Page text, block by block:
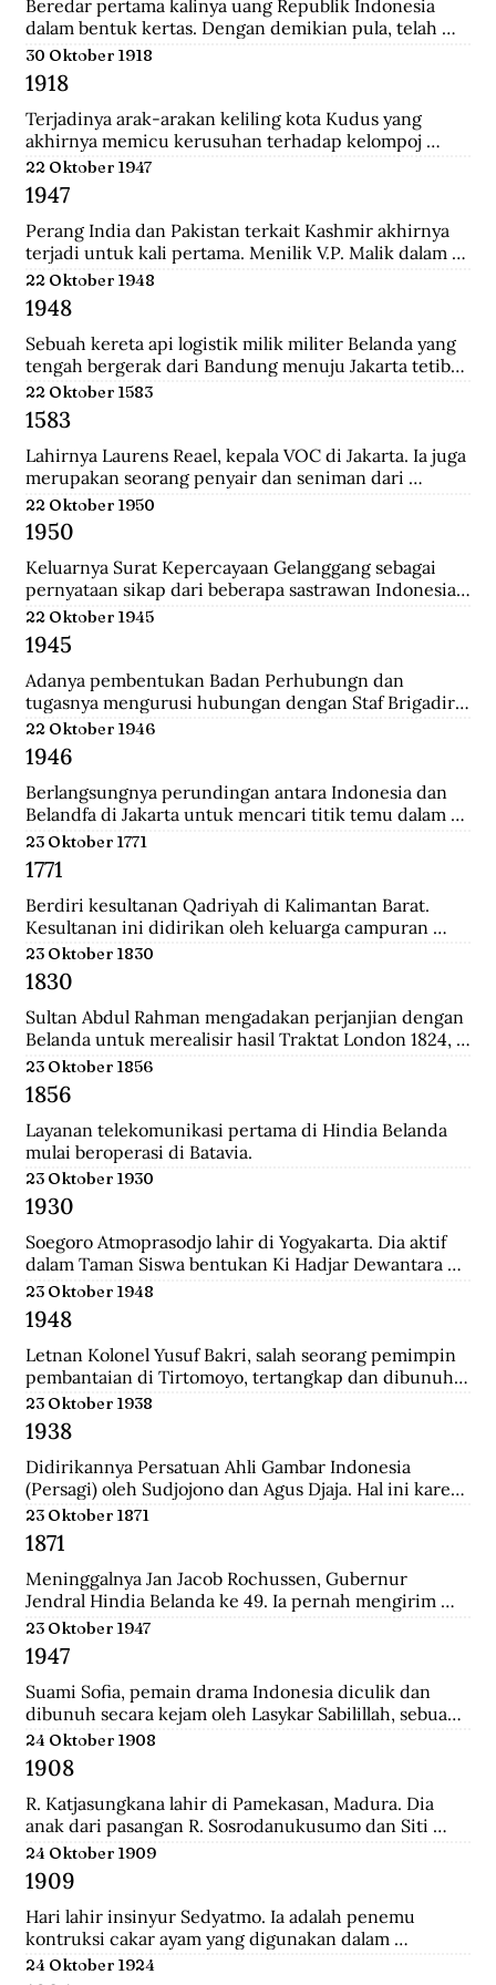
Presiden No.14 Tahun 1967 tentang perayaan
masyarakat Tionghoa.
Beredar pertama kalinya uang Republik Indonesia
dalam bentuk kertas. Dengan demikian pula, telah
diresmikan bahwa uang Jepang dan Javasche Bank
tidak berlaku lagi.
30 Oktober 1918
1918
Terjadinya arak-arakan keliling kota Kudus yang
akhirnya memicu kerusuhan terhadap kelompoj
Tionghoa disana.
22 Oktober 1947
1947
Perang India dan Pakistan terkait Kashmir akhirnya
terjadi untuk kali pertama. Menilik V.P. Malik dalam
Kargil from Surprise to Victory, Perang Indo-Pakistani
I itu membawa korban 1.104 jiwa di pihak India dan
6.000 di pihak Pakistan.
22 Oktober 1948
1948
Sebuah kereta api logistik milik militer Belanda yang
tengah bergerak dari Bandung menuju Jakarta tetiba
terguling di kawasan Bendul. Sejumlah penumpang
tewas seketika dan puluhan lainya mengalami luka-
luka.
22 Oktober 1583
1583
Lahirnya Laurens Reael, kepala VOC di Jakarta. Ia juga
merupakan seorang penyair dan seniman dari
Belanda.
22 Oktober 1950
1950
Keluarnya Surat Kepercayaan Gelanggang sebagai
pernyataan sikap dari beberapa sastrawan Indonesia
yang menginginkan untuk menjaga kebudayaan
Indonesia diantaranya Asrul Sani dan Rivai Apin.
Sehingga revolusi harus mempunyai nilai baru yang
bisa menjadi kebudayaan rayat dengan sifatnya
sendiri.
22 Oktober 1945
1945
Adanya pembentukan Badan Perhubungn dan
tugasnya mengurusi hubungan dengan Staf Brigadir
Jenderal N Mac Donalnd, Komandan Brigade Infanteri
India ke 37 yang menjadi penguasa tertinggi di
Bandung. Melalui badan ini, Inggris meminta
Indonesia sepakat mengumpulkan seluruh
persenjataan untuk diserahakan kepadanya namun
ditolak dengan semangat revolusi.
22 Oktober 1946
1946
Berlangsungnya perundingan antara Indonesia dan
Belandfa di Jakarta untuk mencari titik temu dalam
penyelesaian masalah kedua negara. Namun gagal dan
dilanjutkan pada perundingan Linggarjati di Cirebon.
23 Oktober 1771
1771
Berdiri kesultanan Qadriyah di Kalimantan Barat.
Kesultanan ini didirikan oleh keluarga campuran
antara Arab, Melayu, Bugis dan Dayak. Kehidupan
pemerintahan kesultanan ini hanya berlangsung
relatif singkat, 179 tahun, dan hanya diperintah oleh 8
generasi sultan dan dinasti Al-Qadrie, sejak
kelahirannya 1771 sampai dengan Proklamasi
Kemerdekaan RI 1945. Pendiri kesultanan ini adalah
Syarif Abdurrahman Al-Qadrie, putera Sayyed
Hussein Al-Qadrie, atau Habib Hussein Al-Qadrie.
23 Oktober 1830
1830
Sultan Abdul Rahman mengadakan perjanjian dengan
Belanda untuk merealisir hasil Traktat London 1824,
isinya merupakan pengakuan Sultan bahwa
pemegang kekuasaan tertinggi adalah Pemerintahan
Hindia Belanda.
23 Oktober 1856
1856
Layanan telekomunikasi pertama di Hindia Belanda
mulai beroperasi di Batavia.
23 Oktober 1930
1930
Soegoro Atmoprasodjo lahir di Yogyakarta. Dia aktif
dalam Taman Siswa bentukan Ki Hadjar Dewantara
dan aktivis Partai Indonesia (Partindo). Pada 1935, dia
dibuang ke Digul, Tanah Merah, Papua, dengan
tuduhan terlibat pemberontakan Partai Komunis
Indonesia terhadap Belanda pada 1926/1927 di Jawa
Tengah.
23 Oktober 1948
1948
Letnan Kolonel Yusuf Bakri, salah seorang pemimpin
pembantaian di Tirtomoyo, tertangkap dan dibunuh
di Wonogiri.
23 Oktober 1938
1938
Didirikannya Persatuan Ahli Gambar Indonesia
(Persagi) oleh Sudjojono dan Agus Djaja. Hal ini karena
persatuan seniman Belanda mengadakan pameran
lukisan untuk seniman Indonesia, sehingga seniman
Indonesia juga mau memamerkan karyanya.
23 Oktober 1871
1871
Meninggalnya Jan Jacob Rochussen, Gubernur
Jendral Hindia Belanda ke 49. Ia pernah mengirim
ekspedisi ke Bali, Palembang, Bangka, Sulawesi
Selatan, dan lainnya. Ia juga yang meresmikan
pembukaan tambang batu bara di wilayah Kesultanan
Banjar yang dinamakan Tambang Batu Bara Oranje
Nassau.
23 Oktober 1947
1947
Suami Sofia, pemain drama Indonesia diculik dan
dibunuh secara kejam oleh Lasykar Sabilillah, sebuah
unit bagian dari kelompok DI/TII. Sejak itulah ia
harus berjuang untuk mneghidupi anak-anaknya dan
keluar dari dunia ketenarannya.
24 Oktober 1908
1908
R. Katjasungkana lahir di Pamekasan, Madura. Dia
anak dari pasangan R. Sosrodanukusumo dan Siti
Rusuli. Sosrodanukusumo, wedana di Sampang dan
Bangkalan, merupakan lulusan terbaik Sekolah
Pegawai Pangreh Praja (Mosvia) di Probolinggo,
pendiri Sarikat Islam di Sampang, serta aktivis
koperasi garam rakyat yang berjuang agar harga
garam tak ditentukan sewenang-wenang oleh
24 Oktober 1909
1909
Hari lahir insinyur Sedyatmo. Ia adalah penemu
kontruksi cakar ayam yang digunakan dalam
bangunan-bangunan tinggi. Sedyatmo menyelesaikan
24 Oktober 1924